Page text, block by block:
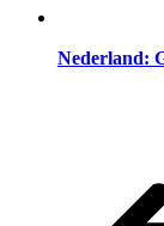
Nederland: